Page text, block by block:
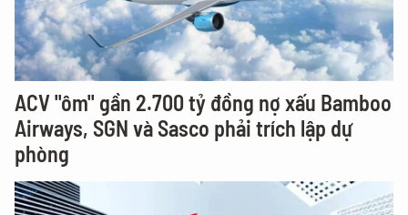
ACV "ôm" gần 2.700 tỷ đồng nợ xấu Bamboo
Airways, SGN và Sasco phải trích lập dự
phòng